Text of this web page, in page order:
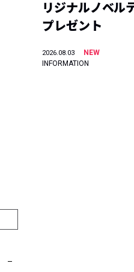
リジナルノベル
プレゼント
2026.08.03
NEW
INFORMATION